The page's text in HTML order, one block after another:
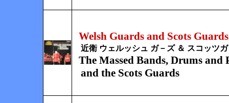
Welsh Guards and Scots Guards
近衛 ウェルッシュ ガ－ズ ＆ スコッツ
The Massed Bands, Drums and
and the Scots Guards